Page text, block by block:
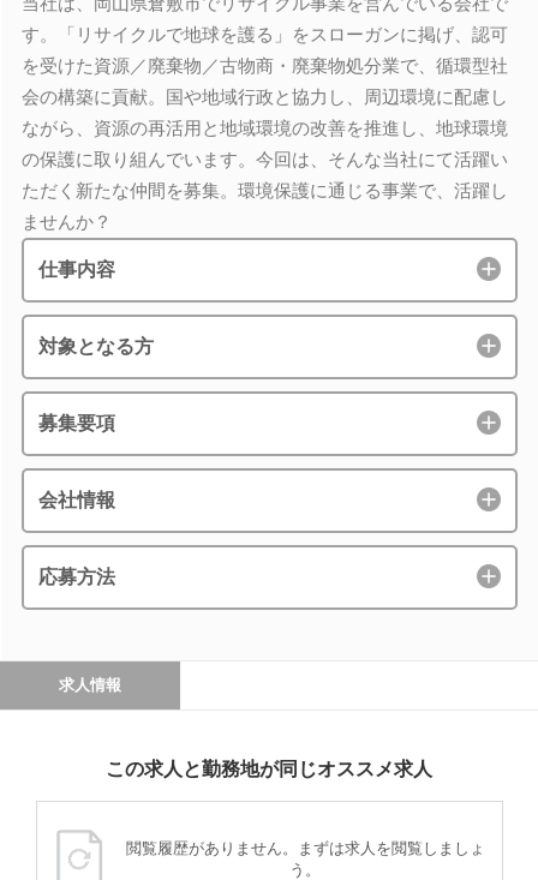
す。「リサイクルで地球を護る」をスローガンに掲げ、認可
を受けた資源／廃棄物／古物商・廃棄物処分業で、循環型社
会の構築に貢献。国や地域行政と協力し、周辺環境に配慮し
ながら、資源の再活用と地域環境の改善を推進し、地球環境
の保護に取り組んでいます。今回は、そんな当社にて活躍い
ただく新たな仲間を募集。環境保護に通じる事業で、活躍し
ませんか？
仕事内容
対象となる方
募集要項
会社情報
応募方法
求人情報
この求人と勤務地が同じオススメ求人
閲覧履歴がありません。まずは求人を閲覧しましょ
う。